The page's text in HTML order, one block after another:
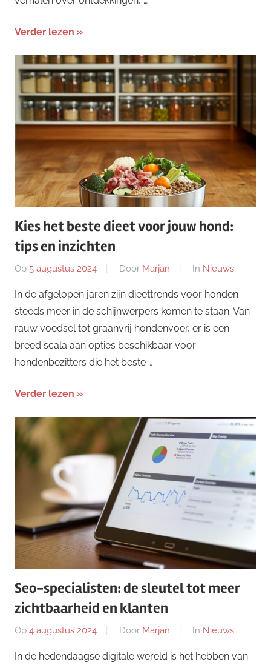
Verder lezen
Kies het beste dieet voor jouw hond:
tips en inzichten
Op 5 augustus 2024 Door Marjan In Nieuws
In de afgelopen jaren zijn dieettrends voor honden
steeds meer in de schijnwerpers komen te staan. Van
rauw voedsel tot graanvrij hondenvoer, er is een
breed scala aan opties beschikbaar voor
hondenbezitters die het beste …
Verder lezen
Seo-specialisten: de sleutel tot meer
zichtbaarheid en klanten
Op 4 augustus 2024 Door Marjan In Nieuws
In de hedendaagse digitale wereld is het hebben van